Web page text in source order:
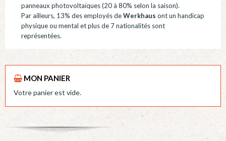
panneaux photovoltaïques (20 à 80% selon la saison).
Par ailleurs, 13% des employés deWerkhaus ont un handicap
physique ou mental et plus de 7 nationalités sont
représentées.
MON PANIER
Votre panier est vide.